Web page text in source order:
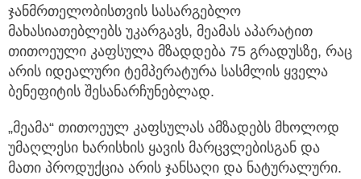
ჯანმრთელობისთვის სასარგებლო
მახასიათებლებს უკარგავს, მეამას აპარატით
თითოეული კაფსულა მზადდება 75 გრადუსზე, რაც
არის იდეალური ტემპერატურა სასმლის ყველა
ბენეფიტის შესანარჩუნებლად.
„მეამა“ თითოეულ კაფსულას ამზადებს მხოლოდ
უმაღლესი ხარისხის ყავის მარცვლებისგან და
მათი პროდუქცია არის ჯანსაღი და ნატურალური.